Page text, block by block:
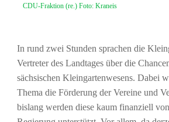
CDU-Fraktion (re.) Foto: Kraneis
In rund zwei Stunden sprachen die
Vertreter des Landtages über die
sächsischen Kleingartenwesens. Dabei
Thema die Förderung der Vereine und
bislang werden diese kaum finanziell